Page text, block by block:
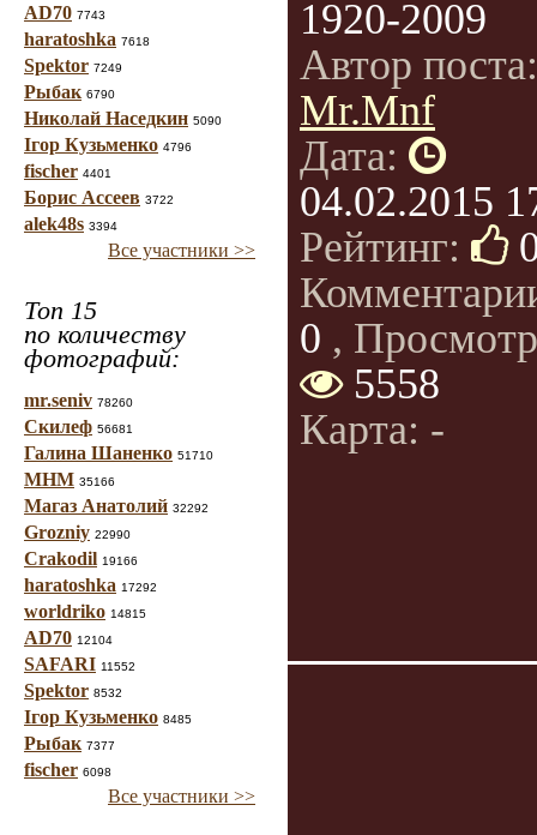
AD70 7743
haratoshka 7618
Spektor 7249
Рыбак 6790
Николай Наседкин 5090
Ігор Кузьменко 4796
fischer 4401
Борис Ассеев 3722
alek48s 3394
Все участники >>
Топ 15
по количеству
фотографий:
mr.seniv 78260
Скилеф 56681
Галина Шаненко 51710
МНМ 35166
Магаз Анатолий 32292
Grozniy 22990
Crakodil 19166
haratoshka 17292
worldriko 14815
AD70 12104
SAFARI 11552
Spektor 8532
Ігор Кузьменко 8485
Рыбак 7377
fischer 6098
Все участники >>
1920-2009
Автор
Mr.Mnf
Дата:
04.02.2015
Рейтинг:
0 ,
5558
Карта: -